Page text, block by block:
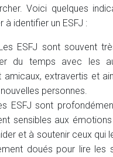
Voici quelques
à identifier un ESFJ :
ESFJ sont souvent
du temps avec les
amicaux, extravertis et
personnes.
ESFJ sont
sensibles aux
et à soutenir ceux qui
doués pour lire les